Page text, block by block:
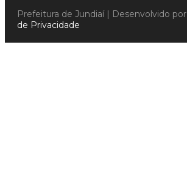
Prefeitura de Jundiaí | Desenvolvido por
de Privacidade